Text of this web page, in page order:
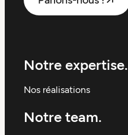
Notre expertise.
Nos réalisations
Notre team.